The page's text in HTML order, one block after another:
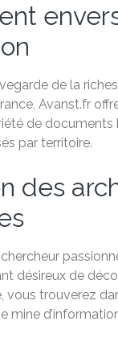
de la
Avanst.fr
de documents
par territoire.
des
désireux de
vous trouverez
mine